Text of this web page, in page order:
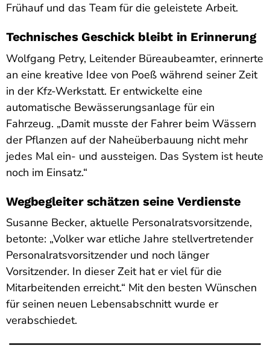
Frühauf und das Team für die geleistete Arbeit.
Technisches Geschick bleibt in Erinnerung
Wolfgang Petry, Leitender Büreaubeamter, erinnerte
an eine kreative Idee von Poeß während seiner Zeit
in der Kfz-Werkstatt. Er entwickelte eine
automatische Bewässerungsanlage für ein
Fahrzeug. „Damit musste der Fahrer beim Wässern
der Pflanzen auf der Naheüberbauung nicht mehr
jedes Mal ein- und aussteigen. Das System ist heute
noch im Einsatz.“
Wegbegleiter schätzen seine Verdienste
Susanne Becker, aktuelle Personalratsvorsitzende,
betonte: „Volker war etliche Jahre stellvertretender
Personalratsvorsitzender und noch länger
Vorsitzender. In dieser Zeit hat er viel für die
Mitarbeitenden erreicht.“ Mit den besten Wünschen
für seinen neuen Lebensabschnitt wurde er
verabschiedet.